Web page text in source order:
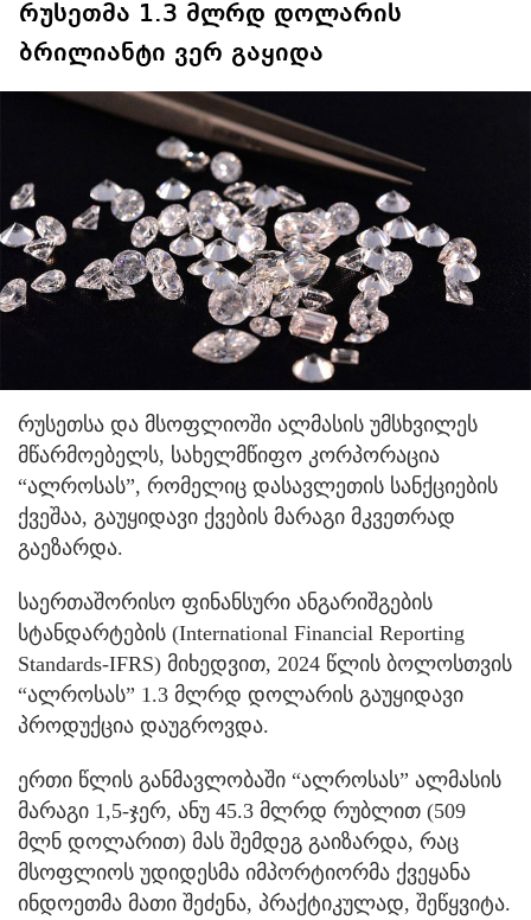
რუსეთმა 1.3 მლრდ დოლარის
ბრილიანტი ვერ გაყიდა
რუსეთსა და მსოფლიოში ალმასის უმსხვილეს
მწარმოებელს, სახელმწიფო კორპორაცია
“ალროსას”, რომელიც დასავლეთის სანქციების
ქვეშაა, გაუყიდავი ქვების მარაგი მკვეთრად
გაეზარდა.
საერთაშორისო ფინანსური ანგარიშგების
სტანდარტების (International Financial Reporting
Standards-IFRS) მიხედვით, 2024 წლის ბოლოსთვის
“ალროსას” 1.3 მლრდ დოლარის გაუყიდავი
პროდუქცია დაუგროვდა.
ერთი წლის განმავლობაში “ალროსას” ალმასის
მარაგი 1,5-ჯერ, ანუ 45.3 მლრდ რუბლით (509
მლნ დოლარით) მას შემდეგ გაიზარდა, რაც
მსოფლიოს უდიდესმა იმპორტიორმა ქვეყანა
ინდოეთმა მათი შეძენა, პრაქტიკულად, შეწყვიტა.